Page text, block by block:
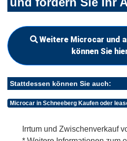
Weitere Microcar und
können Sie
Stattdessen können Sie auch:
Microcar in Schneeberg Kaufen oder
Irrtum und Zwischenverkauf